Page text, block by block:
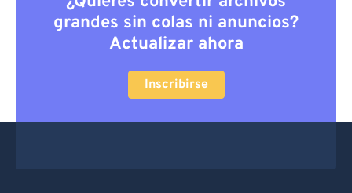
grandes sin colas ni anuncios?
Actualizar ahora
Inscribirse